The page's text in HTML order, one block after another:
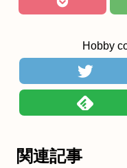
Hobby
関連記事